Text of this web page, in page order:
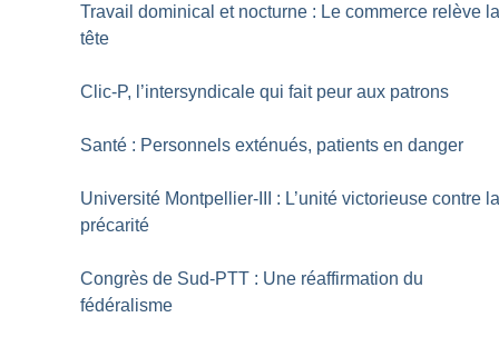
Travail dominical et nocturne : Le commerce relève
tête
Clic-P, l’intersyndicale qui fait peur aux patrons
Santé : Personnels exténués, patients en danger
Université Montpellier-III : L’unité victorieuse contre
précarité
Congrès de Sud-PTT : Une réaffirmation du
fédéralisme